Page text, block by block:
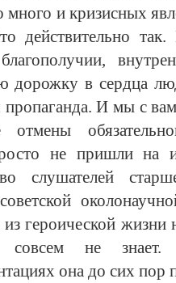
и кризисных
действительно
дорожку в сердца
И мы с
не пришли на
слушателей
героической
совсем не
она до сих пор
Свидетельство